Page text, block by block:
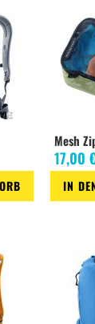
(Helmhalterung
Schlaufen
Waste
Mesh
17,00
IN